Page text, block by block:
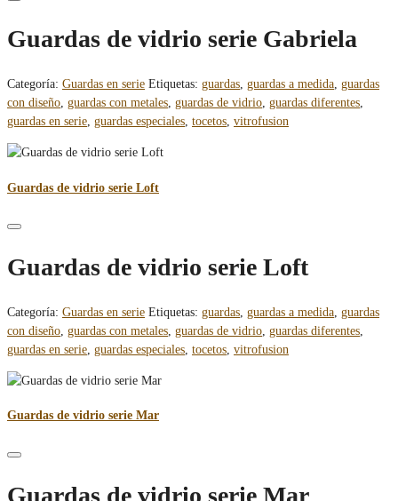
Guardas de vidrio serie Gabriela
Categoría: Guardas en serie Etiquetas: guardas guardas a medida guardas
con diseño guardas con metales guardas de vidrio guardas diferentes
guardas en serie guardas especiales tocetos vitrofusion
Guardas de vidrio serie Loft
Guardas de vidrio serie Loft
Categoría: Guardas en serie Etiquetas: guardas guardas a medida guardas
con diseño guardas con metales guardas de vidrio guardas diferentes
guardas en serie guardas especiales tocetos vitrofusion
Guardas de vidrio serie Mar
Guardas de vidrio serie Mar